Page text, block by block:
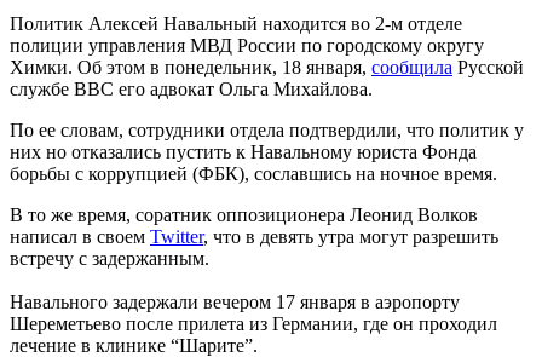
Политик Алексей Навальный находится во 2-м отделе
полиции управления МВД России по городскому округу
Химки. Об этом в понедельник, 18 января, сообщила Русской
службе BBC его адвокат Ольга Михайлова.
По ее словам, сотрудники отдела подтвердили, что политик у
них но отказались пустить к Навальному юриста Фонда
борьбы с коррупцией (ФБК), сославшись на ночное время.
В то же время, соратник оппозиционера Леонид Волков
написал в своем Twitter, что в девять утра могут разрешить
встречу с задержанным.
Навального задержали вечером 17 января в аэропорту
Шереметьево после прилета из Германии, где он проходил
лечение в клинике “Шарите”.